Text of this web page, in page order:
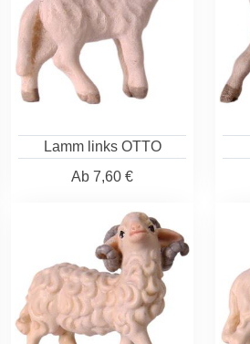
Lamm links OTTO
Ab 7,60 €